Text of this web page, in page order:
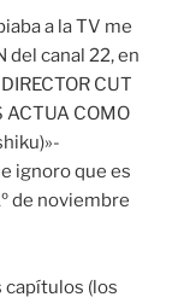
a la TV me
del canal 22, en
CUT
COMO
ignoro que es
de noviembre
capítulos (los